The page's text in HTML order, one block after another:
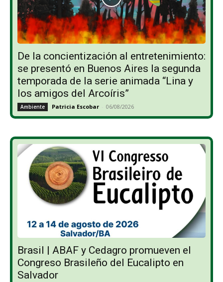
De la concientización al entretenimiento:
se presentó en Buenos Aires la segunda
temporada de la serie animada “Lina y
los amigos del Arcoíris”
Ambiente Patricia Escobar - 06/08/2026
Brasil | ABAF y Cedagro promueven el
Congreso Brasileño del Eucalipto en
Salvador